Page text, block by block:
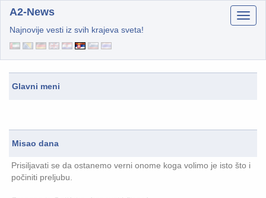
A2-News
Najnovije vesti iz svih krajeva sveta!
Glavni meni
Misao dana
Prisiljavati se da ostanemo verni onome koga volimo je isto što i
počiniti preljubu.